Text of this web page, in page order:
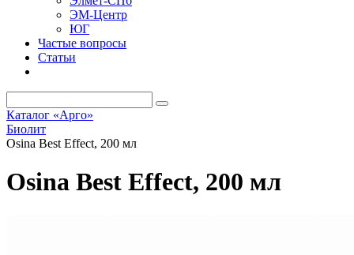
ЭМ-Центр
ЮГ
Частые вопросы
Статьи
Каталог «Арго»
Биолит
Osina Best Effect, 200 мл
Osina Best Effect, 200 мл